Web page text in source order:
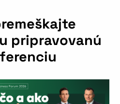
nestačí
pripravovanú